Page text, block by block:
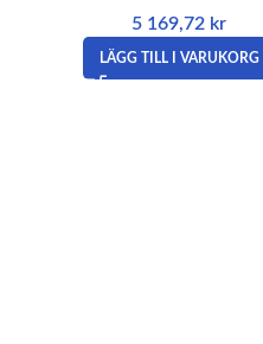
5 169,72 kr
LÄGG TILL I VARUKORG